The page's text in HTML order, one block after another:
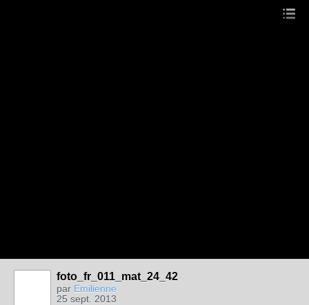
foto_fr_011_mat_24_42
par Emilienne
25 sept. 2013